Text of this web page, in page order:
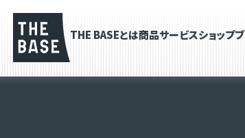
THE BASEとは商品サービスショップ